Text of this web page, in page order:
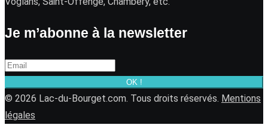
Je m’abonne à la newsletter
OK !
© 2026 Lac-du-Bourget.com. Tous droits réservés. Mentions
légales